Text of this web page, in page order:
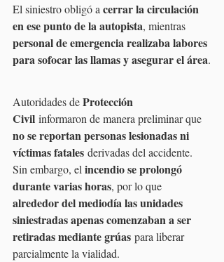
El siniestro obligó a cerrar la circulación
en ese punto de la autopista, mientras
personal de emergencia realizaba labores
para sofocar las llamas y asegurar el área.
Autoridades de Protección
Civil informaron de manera preliminar que
no se reportan personas lesionadas ni
víctimas fatales derivadas del accidente.
Sin embargo, el incendio se prolongó
durante varias horas, por lo que
alrededor del mediodía las unidades
siniestradas apenas comenzaban a ser
retiradas mediante grúas para liberar
parcialmente la vialidad.